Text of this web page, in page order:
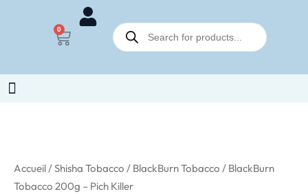
0
Panier
Recherche
de
produits
Accueil/Shisha Tobacco / BlackBurn Tobacco / BlackBurn
Tobacco 200g – Pich Killer
BlackBurn
Tobacco
Tobacco
200g
Pich